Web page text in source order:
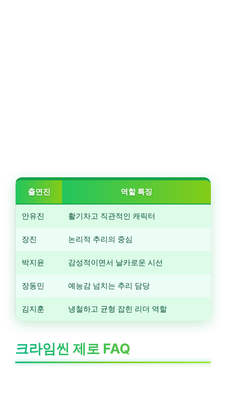
출연진 역할 특징
안유진 활기차고 직관적인 캐릭터
장진 논리적 추리의 중심
박지윤 감성적이면서 날카로운 시선
장동민 예능감 넘치는 추리 담당
김지훈 냉철하고 균형 잡힌 리더 역할
크라임씬 제로 FAQ